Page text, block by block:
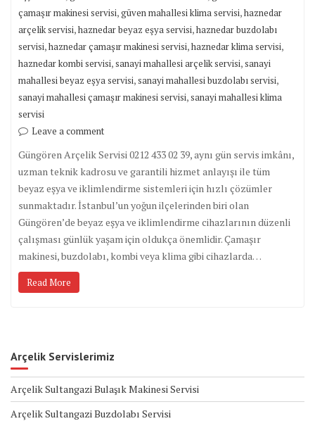
çamaşır makinesi servisi,güven mahallesi klima servisi,haznedar
arçelik servisi,haznedar beyaz eşya servisi,haznedar buzdolabı
servisi,haznedar çamaşır makinesi servisi,haznedar klima servisi,
haznedar kombi servisi,sanayi mahallesi arçelik servisi,sanayi
mahallesi beyaz eşya servisi,sanayi mahallesi buzdolabı servisi,
sanayi mahallesi çamaşır makinesi servisi,sanayi mahallesi klima
servisi
Leave a comment
Güngören Arçelik Servisi 0212 433 02 39, aynı gün servis imkânı,
uzman teknik kadrosu ve garantili hizmet anlayışı ile tüm
beyaz eşya ve iklimlendirme sistemleri için hızlı çözümler
sunmaktadır. İstanbul’un yoğun ilçelerinden biri olan
Güngören’de beyaz eşya ve iklimlendirme cihazlarının düzenli
çalışması günlük yaşam için oldukça önemlidir. Çamaşır
makinesi, buzdolabı, kombi veya klima gibi cihazlarda…
Read More
Arçelik Servislerimiz
Arçelik Sultangazi Bulaşık Makinesi Servisi
Arçelik Sultangazi Buzdolabı Servisi